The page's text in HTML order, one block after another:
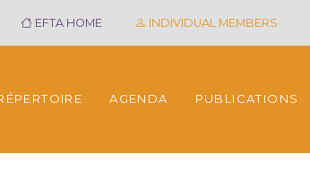
EFTA HOME INDIVIDUAL MEMBERS
AGENDA PUBLICATIONS